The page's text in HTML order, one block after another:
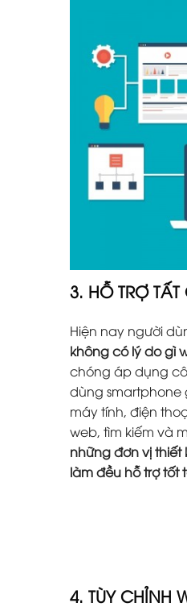
3. HỖ TRỢ
Hiện nay người
không có lý do gì
chóng áp dụng
dùng smartphone
máy tính, điện
web, tìm kiếm và
những đơn vị
làm đều hỗ trợ tốt
4. TÙY CHỈNH